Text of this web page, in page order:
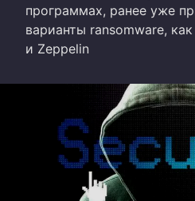
программах, ранее уже
варианты ransomware,
и Zeppelin